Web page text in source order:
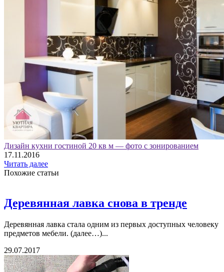
Дизайн кухни гостиной 20 кв м — фото с зонированием
17.11.2016
Читать далее
Похожие статьи
Деревянная лавка снова в тренде
Деревянная лавка стала одним из первых доступных человеку
предметов мебели. (далее…)...
29.07.2017